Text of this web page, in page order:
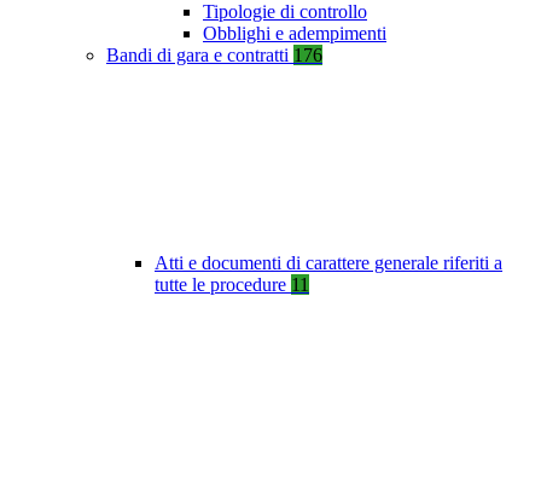
Tipologie di controllo
Obblighi e adempimenti
Bandi di gara e contratti 176
Atti e documenti di carattere generale riferiti a
tutte le procedure 11